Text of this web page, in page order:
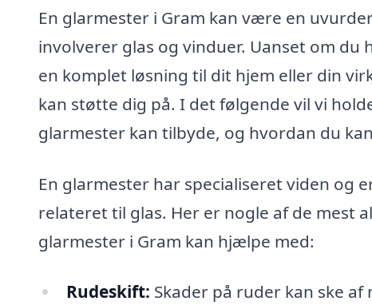
En glarmester i Gram kan være en
involverer glas og vinduer. Uanset om
en komplet løsning til dit hjem eller din
kan støtte dig på. I det følgende vil vi
glarmester kan tilbyde, og hvordan du
En glarmester har specialiseret viden og
relateret til glas. Her er nogle af de mest
glarmester i Gram kan hjælpe med:
Rudeskift: Skader på ruder kan ske